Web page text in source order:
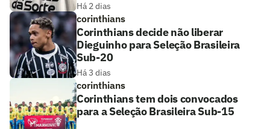
Há 2 dias
corinthians
Corinthians decide não liberar
Dieguinho para Seleção Brasileira
Sub-20
Há 3 dias
corinthians
Corinthians tem dois convocados
para a Seleção Brasileira Sub-15